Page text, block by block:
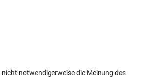
nicht notwendigerweise die Meinung des